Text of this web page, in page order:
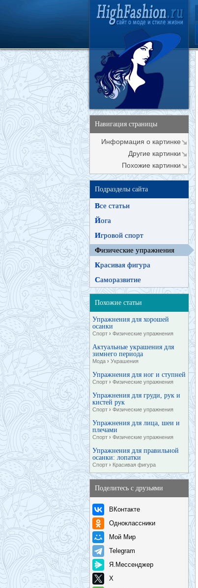
Навигация страницы
Информация о картинке
Другие картинки
Похожие картинки
Подразделы сайта
Все статьи
Йога
Игровой спорт
Физические упражнения
Красивая фигура
Саморазвитие
Похожие статьи
Упражнения для хорошей
осанки
Спорт › Физические упражнения
Актуальные украшения для
зимнего периода
Мода › Украшения
Упражнения для ног и ступней
Спорт › Физические упражнения
Упражнения для груди, рук и
кистей рук
Спорт › Физические упражнения
Упражнения для лица, шеи и
плечами
Спорт › Физические упражнения
Упражнения для правильной
осанки: лопатки
Спорт › Красивая фигура
Поделитесь с друзьями
ВКонтакте
Одноклассники
Мой Мир
Telegram
Я.Мессенджер
X